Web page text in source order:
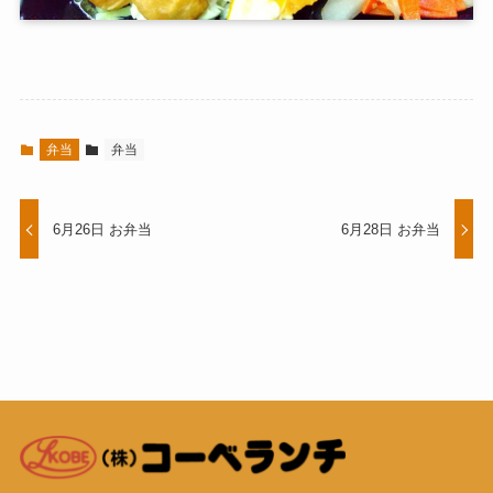
弁当 弁当
6月26日 お弁当 6月28日 お弁当